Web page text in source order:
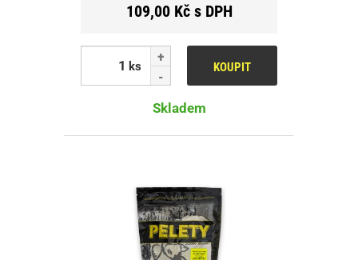
109,00 Kč s DPH
ks KOUPIT
Skladem